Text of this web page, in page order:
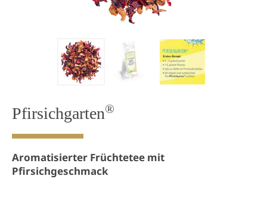
Pfirsichgarten®
Aromatisierter Früchtetee mit
Pfirsichgeschmack